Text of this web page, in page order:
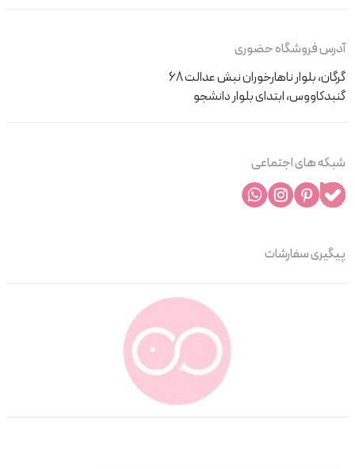
آدرس فروشگاه حضوری
گرگان، بلوار ناهارخوران نبش عدالت 68
گنبدکاووس، ابتدای بلوار دانشجو
شبکه های اجتماعی
پیگیری سفارشات